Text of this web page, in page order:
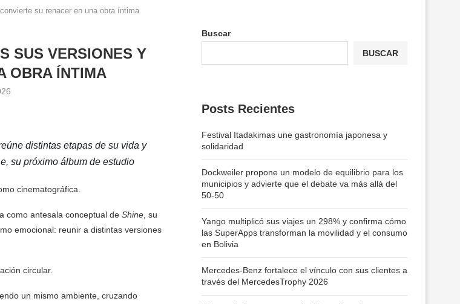
su renacer en una obra íntima
SUS VERSIONES Y
OBRA ÍNTIMA
distintas etapas de su vida y
su próximo álbum de estudio
cinematográfica.
como antesala conceptual de Shine , su
emocional: reunir a distintas versiones
circular.
un mismo ambiente, cruzando
Buscar
BUSCAR
Posts Recientes
Festival Itadakimas une gastronomía japonesa y
solidaridad
Dockweiler propone un modelo de equilibrio para los
municipios y advierte que el debate va más allá del
50-50
Yango multiplicó sus viajes un 298% y confirma cómo
las SuperApps transforman la movilidad y el consumo
en Bolivia
Mercedes-Benz fortalece el vínculo con sus clientes a
través del MercedesTrophy 2026